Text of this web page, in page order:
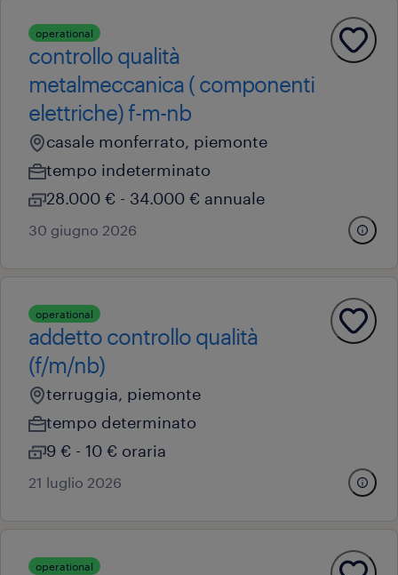
operational
controllo qualità
metalmeccanica ( componenti
elettriche) f-m-nb
casale monferrato, piemonte
tempo indeterminato
28.000 € - 34.000 € annuale
30 giugno 2026
operational
addetto controllo qualità
(f/m/nb)
terruggia, piemonte
tempo determinato
9 € - 10 € oraria
21 luglio 2026
operational